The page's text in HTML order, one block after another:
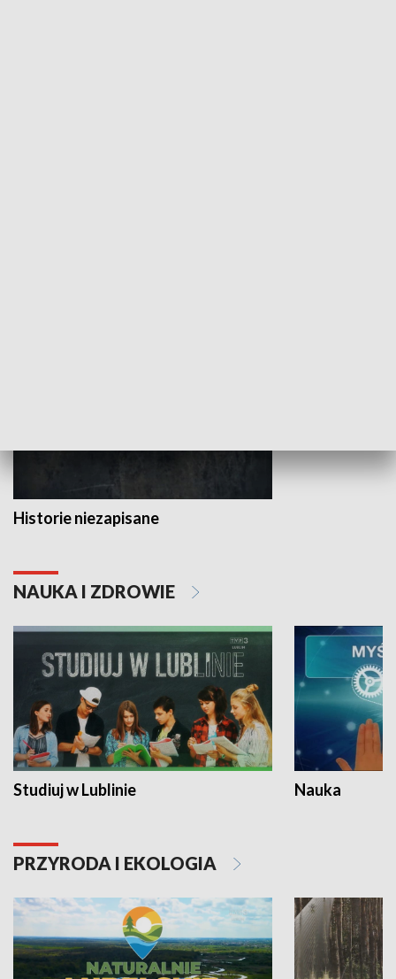
Historie niezapisane
NAUKA I ZDROWIE
Studiuj w Lublinie Nauka
PRZYRODA I EKOLOGIA